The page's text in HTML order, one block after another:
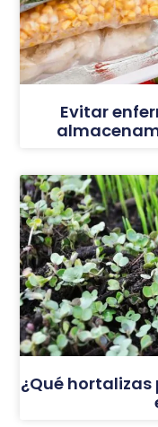
Evitar
¿Qué